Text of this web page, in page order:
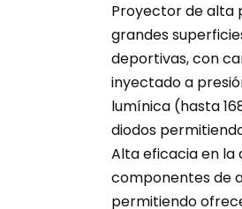
la
Proyector de alta
grandes
deportivas, con
inyectado a
lumínica (hasta
diodos
Alta eficacia en la
componentes de
permitiendo